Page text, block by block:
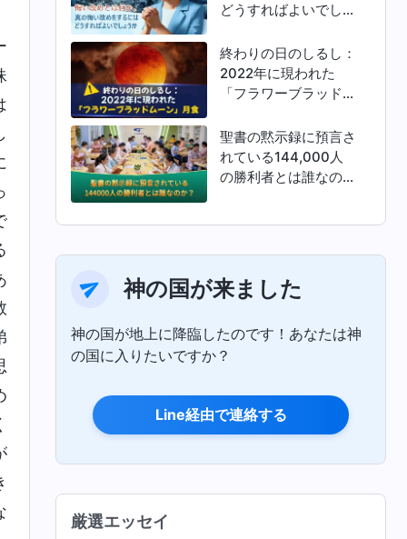
どうすればよいでしょ
終わりの日のしるし：
2022年に現われた
「フラワーブラッドム
聖書の黙示録に預言さ
れている144,000人
の勝利者とは誰なの
神の国が来ました
神の国が地上に降臨したのです！あなたは神
の国に入りたいですか？
Line経由で連絡する
厳選エッセイ